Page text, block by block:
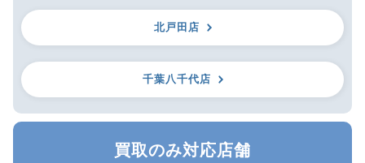
北戸田店
千葉八千代店
買取のみ対応店舗